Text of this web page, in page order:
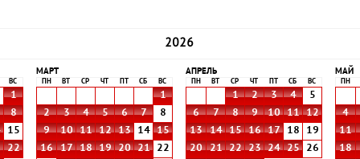
2026
ВС
1
8
15
22
МАРТ
ПН ВТ СР ЧТ СБ ВС
1
2
3 4 5 6 7
8
9
10 11 12 13 14
15
16
17 18 19 20 21
22
АПРЕЛЬ
ПН ВТ СР ЧТ СБ ВС
1 2 3 4
5
6
7 8 9 10 11
12
13
14 15 16 17 18
19
20
21 22 23 24 25
26
МАЙ
ПН
4
11
18